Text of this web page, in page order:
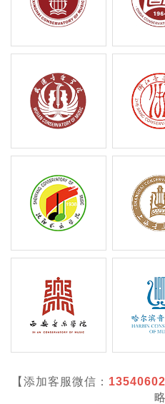
院校、上海市外国留学
国民族团结进步教育基
级跨省市考级单位，是
的奠基者和孵化器，被
【添加客服微信：
略